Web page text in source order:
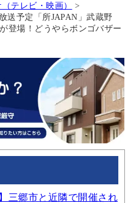
（テレビ・映画）
>
送予定「所JAPAN」武蔵野
登場！どうやらボンゴバザー
三郷市と近隣で開催され